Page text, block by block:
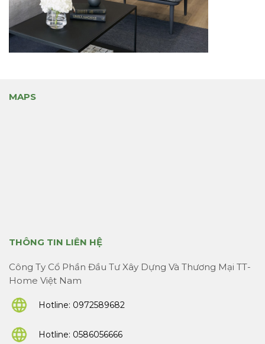
MAPS
THÔNG TIN LIÊN HỆ
Công Ty Cổ Phần Đầu Tư Xây Dựng Và Thương Mại TT-
Home Việt Nam
Hotline: 0972589682
Hotline: 0586056666